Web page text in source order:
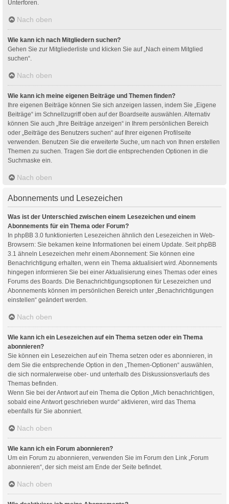
Unterforen.
Nach oben
Wie kann ich nach Mitgliedern suchen?
Gehen Sie zur Mitgliederliste und klicken Sie auf „Nach einem Mitglied
suchen“.
Nach oben
Wie kann ich meine eigenen Beiträge und Themen finden?
Ihre eigenen Beiträge können Sie sich anzeigen lassen, indem Sie „Eigene
Beiträge“ im Schnellzugriff oben auf der Boardseite auswählen. Alternativ
können Sie auch „Ihre Beiträge anzeigen“ in Ihrem persönlichen Bereich
oder „Beiträge des Benutzers suchen“ auf Ihrer eigenen Profilseite
verwenden. Benutzen Sie die erweiterte Suche, um nach von Ihnen erstellen
Themen zu suchen. Tragen Sie dort die entsprechenden Optionen in die
Suchmaske ein.
Nach oben
Abonnements und Lesezeichen
Was ist der Unterschied zwischen einem Lesezeichen und einem
Abonnements für ein Thema oder Forum?
In phpBB 3.0 funktionierten Lesezeichen ähnlich den Lesezeichen in Web-
Browsern: Sie bekamen keine Informationen bei einem Update. Seit phpBB
3.1 ähneln Lesezeichen mehr einem Abonnement: Sie können eine
Benachrichtigung erhalten, wenn ein Thema aktualisiert wird. Abonnements
hingegen informieren Sie bei einer Aktualisierung eines Themas oder eines
Forums des Boards. Die Benachrichtigungsoptionen für Lesezeichen und
Abonnements können im persönlichen Bereich unter „Benachrichtigungen
einstellen“ geändert werden.
Nach oben
Wie kann ich ein Lesezeichen auf ein Thema setzen oder ein Thema
abonnieren?
Sie können ein Lesezeichen auf ein Thema setzen oder es abonnieren, in
dem Sie die entsprechende Option in den „Themen-Optionen“ auswählen,
die sich normalerweise ober- und unterhalb des Diskussionsverlaufs des
Themas befinden.
Wenn Sie bei der Antwort auf ein Thema die Option „Mich benachrichtigen,
sobald eine Antwort geschrieben wurde“ aktivieren, wird das Thema
ebenfalls für Sie abonniert.
Nach oben
Wie kann ich ein Forum abonnieren?
Um ein Forum zu abonnieren, verwenden Sie im Forum den Link „Forum
abonnieren“, der sich meist am Ende der Seite befindet.
Nach oben